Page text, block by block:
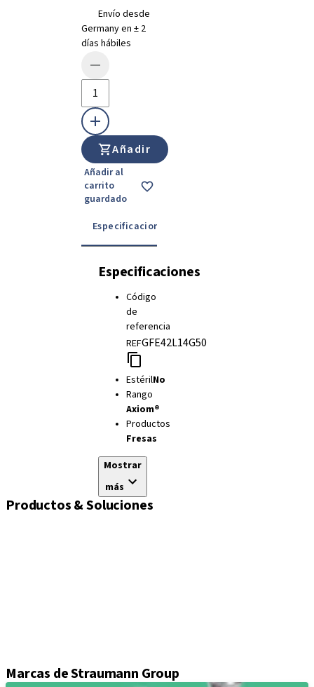
Envío desde
Germany en ± 2
días hábiles
Añadir
Añadir al
carrito
guardado
Especificaciones
Especificaciones
Código
de
referencia
REFGFE42L14G50
EstérilNo
Rango
Axiom®
Productos
Fresas
Mostrar
más
Productos & Soluciones
Marcas de Straumann Group